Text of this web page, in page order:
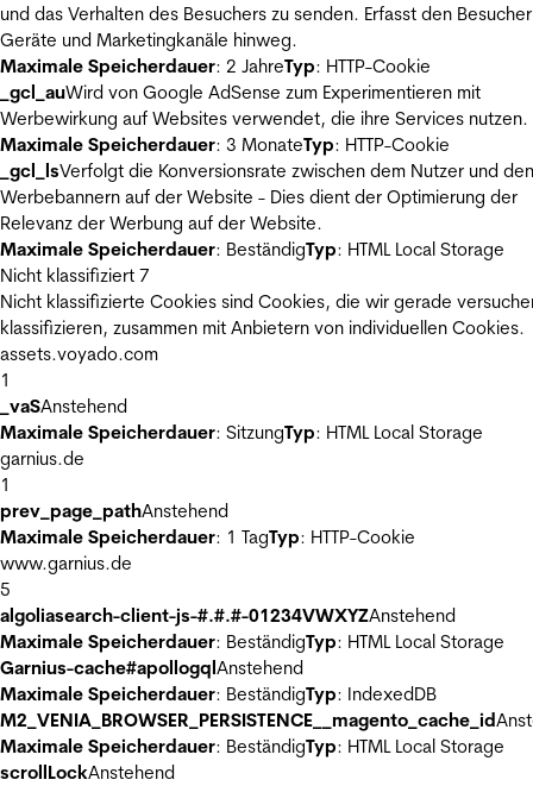
und das Verhalten des Besuchers zu senden. Erfasst den
Geräte und Marketingkanäle hinweg.
Maximale Speicherdauer: 2 JahreTyp: HTTP-Cookie
_gcl_auWird von Google AdSense zum Experimentieren mit
Werbewirkung auf Websites verwendet, die ihre Services nutzen.
Maximale Speicherdauer: 3 MonateTyp: HTTP-Cookie
_gcl_lsVerfolgt die Konversionsrate zwischen dem Nutzer und den
Werbebannern auf der Website - Dies dient der Optimierung der
Relevanz der Werbung auf der Website.
Maximale Speicherdauer: BeständigTyp: HTML Local Storage
Nicht klassifiziert 7
Nicht klassifizierte Cookies sind Cookies, die wir gerade
klassifizieren, zusammen mit Anbietern von individuellen Cookies.
assets.voyado.com
1
_vaSAnstehend
Maximale Speicherdauer: SitzungTyp: HTML Local Storage
garnius.de
1
prev_page_pathAnstehend
Maximale Speicherdauer: 1 TagTyp: HTTP-Cookie
www.garnius.de
5
algoliasearch-client-js-#.#.#-01234VWXYZAnstehend
Maximale Speicherdauer: BeständigTyp: HTML Local Storage
Garnius-cache#apollogqlAnstehend
Maximale Speicherdauer: BeständigTyp: IndexedDB
M2_VENIA_BROWSER_PERSISTENCE__magento_cache_id
Maximale Speicherdauer: BeständigTyp: HTML Local Storage
scrollLockAnstehend